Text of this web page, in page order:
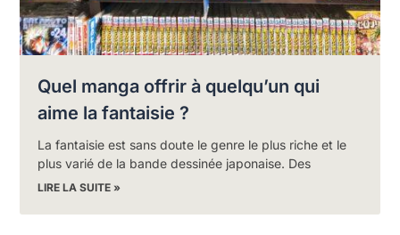
Quel manga offrir à quelqu’un qui
aime la fantaisie ?
La fantaisie est sans doute le genre le plus riche et le
plus varié de la bande dessinée japonaise. Des
LIRE LA SUITE »